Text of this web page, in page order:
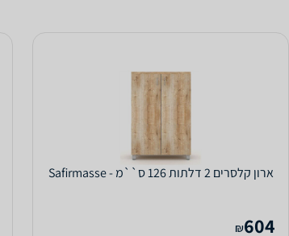
ארון קלסרים 2 דלתות 126 ס``מ - Safirmasse
604
₪